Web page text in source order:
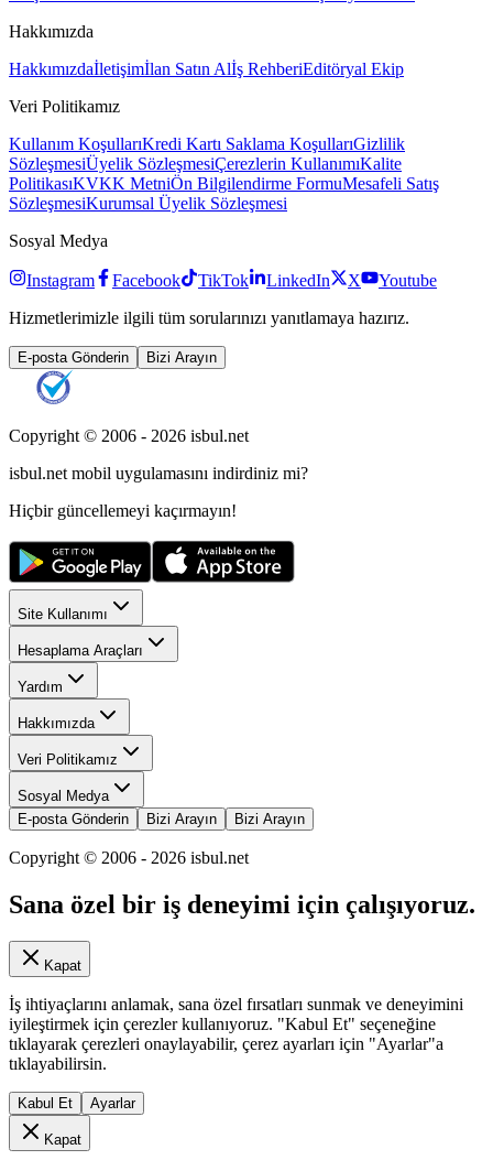
Hakkımızda
Hakkımızdaİletişimİlan Satın Alİş RehberiEditöryal Ekip
Veri Politikamız
Kullanım KoşullarıKredi Kartı Saklama KoşullarıGizlilik
SözleşmesiÜyelik SözleşmesiÇerezlerin KullanımıKalite
PolitikasıKVKK MetniÖn Bilgilendirme FormuMesafeli Satış
SözleşmesiKurumsal Üyelik Sözleşmesi
Sosyal Medya
Instagram Facebook TikTok LinkedIn X
Youtube
Hizmetlerimizle ilgili tüm sorularınızı yanıtlamaya hazırız.
E-posta Gönderin Bizi Arayın
Copyright © 2006 - 2026 isbul.net
isbul.net mobil uygulamasını indirdiniz mi?
Hiçbir güncellemeyi kaçırmayın!
Site Kullanımı
Hesaplama Araçları
Yardım
Hakkımızda
Veri Politikamız
Sosyal Medya
E-posta Gönderin
Bizi Arayın Bizi Arayın
Copyright © 2006 - 2026 isbul.net
Sana özel bir iş deneyimi için çalışıyoruz.
Kapat
İş ihtiyaçlarını anlamak, sana özel fırsatları sunmak ve deneyimini
iyileştirmek için çerezler kullanıyoruz. "Kabul Et" seçeneğine
tıklayarak çerezleri onaylayabilir, çerez ayarları için "Ayarlar"a
tıklayabilirsin.
Kabul Et Ayarlar
Kapat